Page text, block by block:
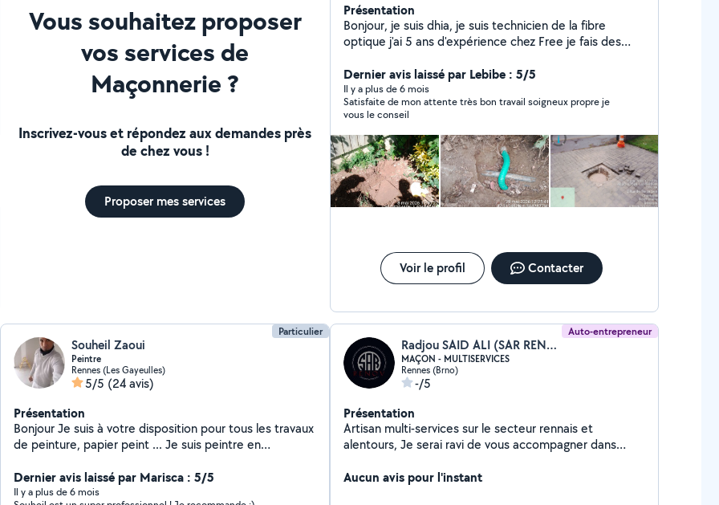
Vous souhaitez proposer
vos services de
Maçonnerie ?
Inscrivez-vous et répondez aux demandes près
de chez vous !
Proposer mes services
Présentation
Bonjour, je suis dhia, je suis technicien de la fibre
optique j'ai 5 ans d'expérience chez Free je fais des
recherche des trappes intermédiaire service SAV 24/24
7/7
Dernier avis laissé par Lebibe : 5/5
Il y a plus de 6 mois
Satisfaite de mon attente très bon travail soigneux propre je
vous le conseil
Voir le profil Contacter
Particulier
Souheil Zaoui
Peintre
Rennes (Les Gayeulles)
5/5 (24 avis)
Présentation
Bonjour Je suis à votre disposition pour tous les travaux
de peinture, papier peint ... Je suis peintre en
Dernier avis laissé par Marisca : 5/5
Il y a plus de 6 mois
Auto-entrepreneur
Radjou SAID ALI (SAR RENOV)
MAÇON - MULTISERVICES
Rennes (Brno)
-/5
Présentation
Artisan multi-services sur le secteur rennais et
alentours, Je serai ravi de vous accompagner dans
et de vous faire profiter de mon expertise. (pose
Aucun avis pour l'instant